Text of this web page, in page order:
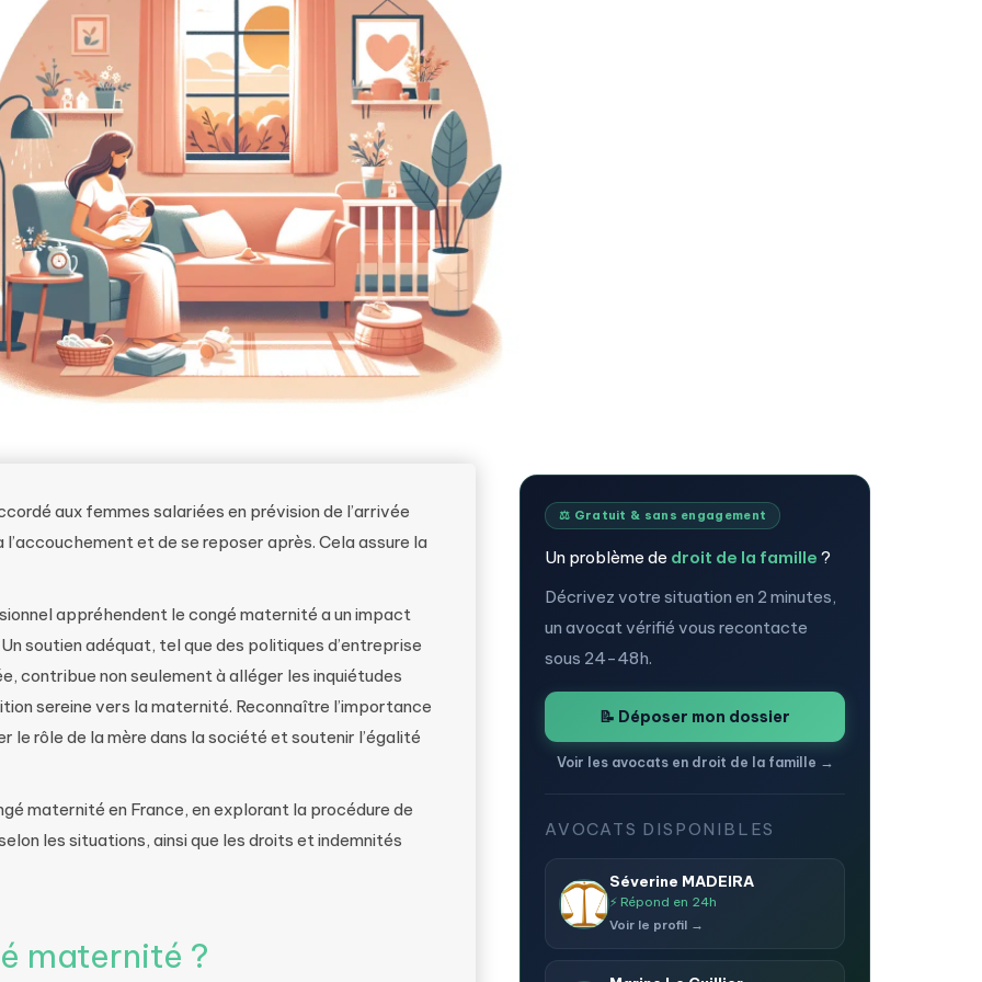
aux femmes salariées en prévision de l’arrivée
et de se reposer après. Cela assure la
appréhendent le congé maternité a un impact
soutien adéquat, tel que des politiques d’entreprise
contribue non seulement à alléger les inquiétudes
sereine vers la maternité. Reconnaître l’importance
rôle de la mère dans la société et soutenir l’égalité
maternité en France, en explorant la procédure de
les situations, ainsi que les droits et indemnités
maternité ?
⚖️ Gratuit & sans engagement
Un problème de droit de la famille ?
Décrivez votre situation en 2 minutes,
un avocat vérifié vous recontacte
sous 24-48h.
📝 Déposer mon dossier
Voir les avocats en droit de la famille →
AVOCATS DISPONIBLES
Séverine MADEIRA
⚡ Répond en 24h
Voir le profil →